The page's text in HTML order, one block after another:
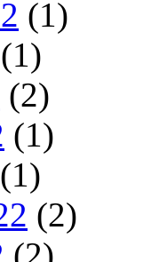
(1)
(1)
(2)
(1)
(1)
(2)
(2)